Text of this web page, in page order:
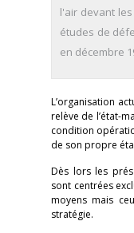
l'air devant
études de
en décembre
L’organisation
relève de l’état-
condition
de son propre
Dès lors les
sont centrées
moyens mais
stratégie.